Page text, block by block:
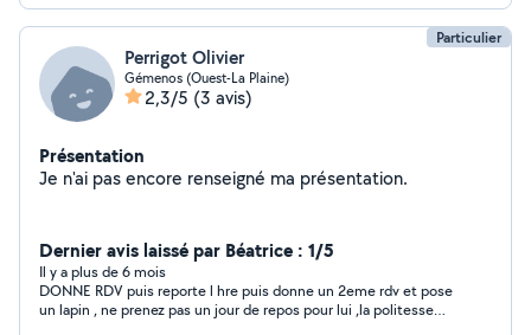
Particulier
Perrigot Olivier
Gémenos (Ouest-La Plaine)
2,3/5 (3 avis)
Présentation
Je n'ai pas encore renseigné ma présentation.
Dernier avis laissé par Béatrice : 1/5
Il y a plus de 6 mois
DONNE RDV puis reporte l hre puis donne un 2eme rdv et pose
un lapin , ne prenez pas un jour de repos pour lui ,la politesse